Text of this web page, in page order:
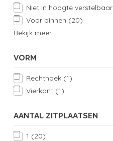
Niet in hoogte verstelbaar
Voor binnen (20)
Bekijk meer
VORM
Rechthoek (1)
Vierkant (1)
AANTAL ZITPLAATSEN
1 (20)